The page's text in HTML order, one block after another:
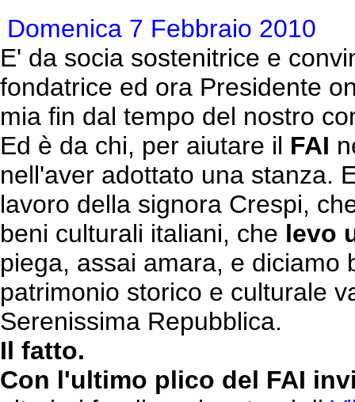
Domenica 7 Febbraio 2010
E' da socia sostenitrice e
fondatrice ed ora Presidente
mia fin dal tempo del nostro
Ed è da chi, per aiutare il FAI
nell'aver adottato una stanza.
lavoro della signora Crespi,
beni culturali italiani, che levo
piega, assai amara, e diciamo
patrimonio storico e culturale
Serenissima Repubblica.
Il fatto.
Con l'ultimo plico del FAI